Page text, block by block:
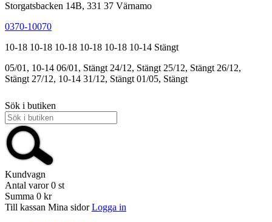
Storgatsbacken 14B, 331 37 Värnamo
0370-10070
10-18 10-18 10-18 10-18 10-18 10-14 Stängt
05/01, 10-14 06/01, Stängt 24/12, Stängt 25/12, Stängt 26/12,
Stängt 27/12, 10-14 31/12, Stängt 01/05, Stängt
Sök i butiken
Kundvagn
Antal varor 0 st
Summa 0 kr
Till kassan Mina sidor Logga in